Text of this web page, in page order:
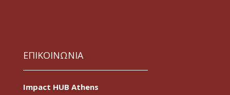
ΕΠΙΚΟΙΝΩΝΙΑ
Impact HUB Athens